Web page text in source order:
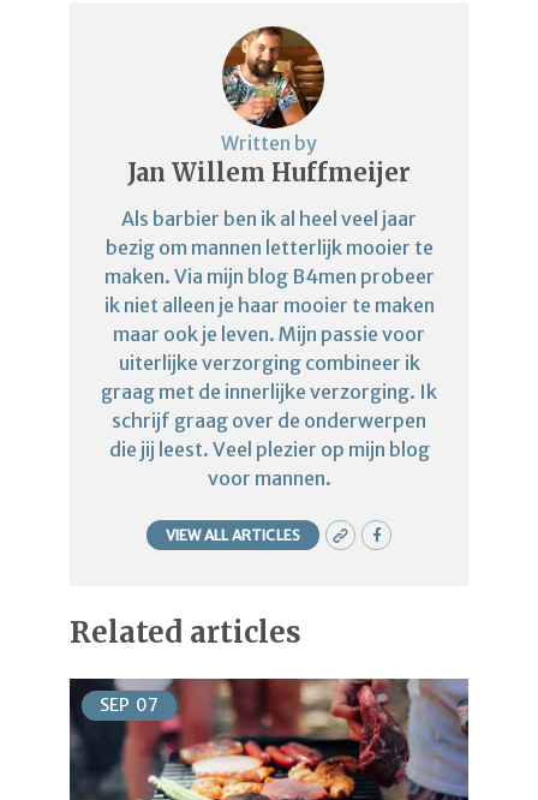
Written by
Jan Willem Huffmeijer
Als barbier ben ik al heel veel jaar
bezig om mannen letterlijk mooier te
maken. Via mijn blog B4men probeer
ik niet alleen je haar mooier te maken
maar ook je leven. Mijn passie voor
uiterlijke verzorging combineer ik
graag met de innerlijke verzorging. Ik
schrijf graag over de onderwerpen
die jij leest. Veel plezier op mijn blog
voor mannen.
VIEW ALL ARTICLES
Related articles
SEP 07